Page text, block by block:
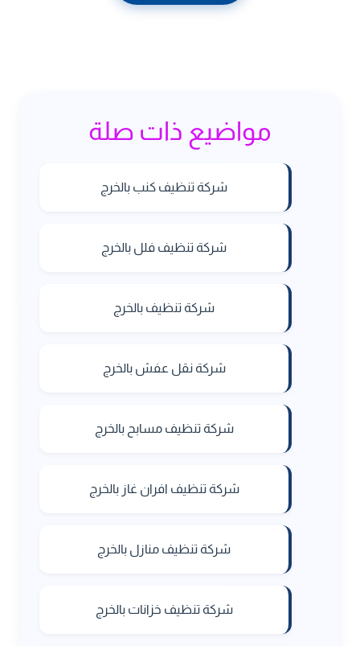
مواضيع ذات صلة
شركة تنظيف كنب بالخرج
شركة تنظيف فلل بالخرج
شركة تنظيف بالخرج
شركة نقل عفش بالخرج
شركة تنظيف مسابح بالخرج
شركة تنظيف افران غاز بالخرج
شركة تنظيف منازل بالخرج
شركة تنظيف خزانات بالخرج